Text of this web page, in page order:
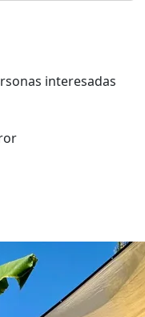
interesadas